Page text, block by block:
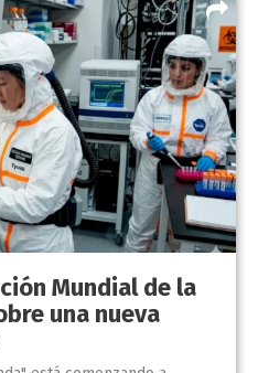
Mundial de la
una nueva